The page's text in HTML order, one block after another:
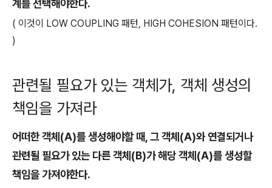
계를 선택해야한다.
( 이것이 LOW COUPLING 패턴, HIGH COHESION 패턴이다.
)
관련될 필요가 있는 객체가, 객체 생성의
책임을 가져라
어떠한 객체(A)를 생성해야할 때, 그 객체(A)와 연결되거나
관련될 필요가 있는 다른 객체(B)가 해당 객체(A)를 생성할
책임을 가져야한다.